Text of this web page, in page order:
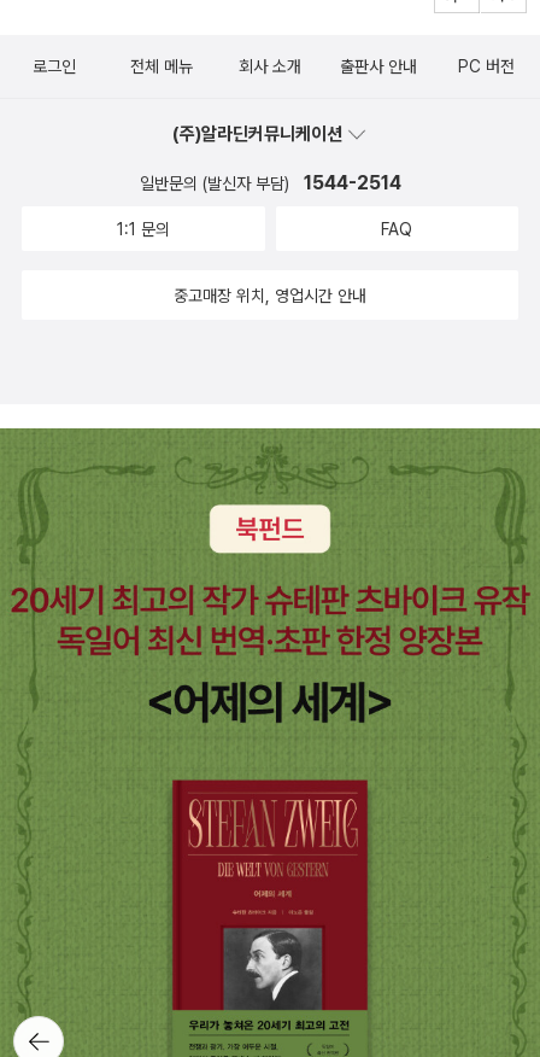
뒤로가
기
로그인 전체 메뉴 회사 소개 출판사 안내 PC 버전
(주)알라딘커뮤니케이션
일반문의 (발신자 부담) 1544-2514
1:1 문의 FAQ
중고매장 위치, 영업시간 안내